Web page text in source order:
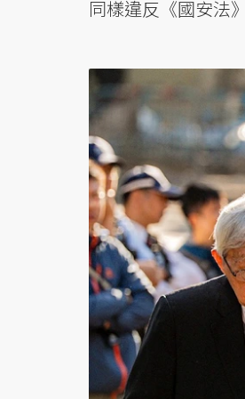
同樣違反《國安法